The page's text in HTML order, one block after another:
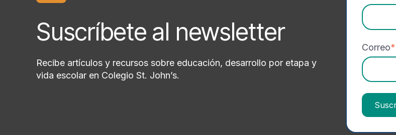
Suscríbete al newsletter
Recibe artículos y recursos sobre educación, desarrollo por etapa y
vida escolar en Colegio St. John’s.
Correo*